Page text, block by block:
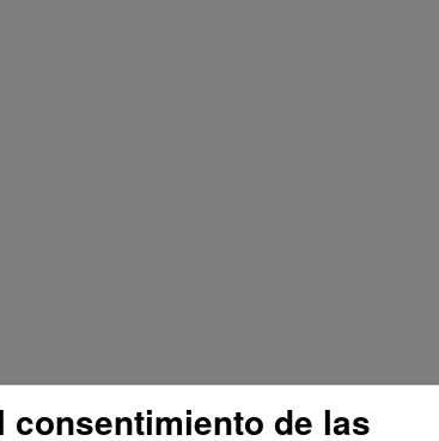
consentimiento de las